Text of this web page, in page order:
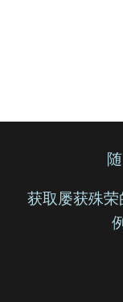
获取屡获殊